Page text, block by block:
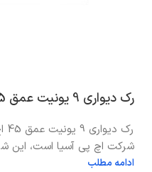
رک دیواری 9 یونیت عمق 45 اچ پی آسیا HPA
شرکت اچ پی آسیا است، این
ادامه مطلب